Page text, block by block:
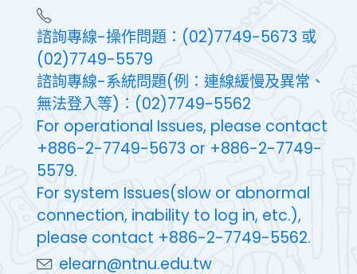
諮詢專線-操作問題：(02)7749-5673 或
(02)7749-5579
諮詢專線-系統問題(例：連線緩慢及異常、
無法登入等)：(02)7749-5562
For operational Issues, please contact
+886-2-7749-5673 or +886-2-7749-
5579.
For system Issues(slow or abnormal
connection, inability to log in, etc.),
please contact +886-2-7749-5562.
elearn@ntnu.edu.tw